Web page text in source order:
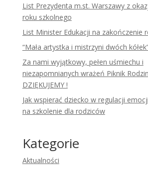
List Prezydenta m.st. Warszawy z
roku szkolnego
List Minister Edukacji na zakończenie
“Mała artystka i mistrzyni dwóch
Za nami wyjątkowy, pełen uśmiechu i
niezapomnianych wrażeń Piknik
DZIĘKUJEMY !
Jak wspierać dziecko w regulacji
na szkolenie dla rodziców
Kategorie
Aktualności